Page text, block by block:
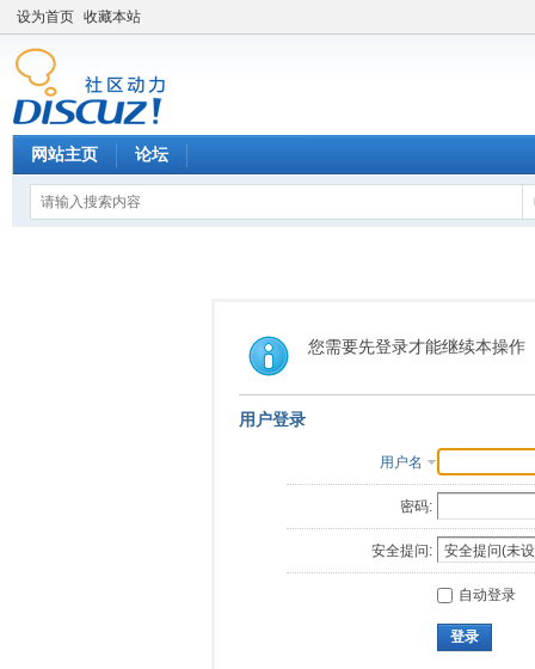
设为首页 收藏本站
网站主页 论坛
您需要先登录才能继续本操作
用户登录
用户名
密码:
安全提问:
自动登录
登录